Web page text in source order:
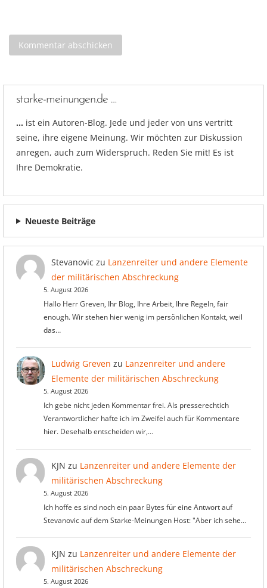
starke-meinungen.de …
… ist ein Autoren-Blog. Jede und jeder von uns vertritt
seine, ihre eigene Meinung. Wir möchten zur Diskussion
anregen, auch zum Widerspruch. Reden Sie mit! Es ist
Ihre Demokratie.
Neueste Beiträge
Stevanovic zu Lanzenreiter und andere Elemente
der militärischen Abschreckung
5. August 2026
Hallo Herr Greven, Ihr Blog, Ihre Arbeit, Ihre Regeln, fair
enough. Wir stehen hier wenig im persönlichen Kontakt, weil
das…
Ludwig Greven zu Lanzenreiter und andere
Elemente der militärischen Abschreckung
5. August 2026
Ich gebe nicht jeden Kommentar frei. Als presserechtich
Verantwortlicher hafte ich im Zweifel auch für Kommentare
hier. Desehalb entscheiden wir,…
KJN zu Lanzenreiter und andere Elemente der
militärischen Abschreckung
5. August 2026
Ich hoffe es sind noch ein paar Bytes für eine Antwort auf
Stevanovic auf dem Starke-Meinungen Host: "Aber ich sehe…
KJN zu Lanzenreiter und andere Elemente der
militärischen Abschreckung
5. August 2026